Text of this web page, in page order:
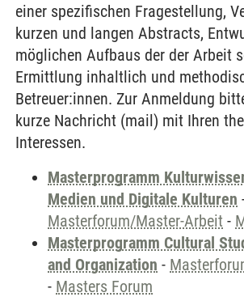
einer spezifischen Fragestellung,
kurzen und langen Abstracts,
möglichen Aufbaus der der Arbeit
Ermittlung inhaltlich und
Betreuer:innen. Zur Anmeldung
kurze Nachricht (mail) mit Ihren
Interessen.
Masterprogramm
Medien und Digitale Kulturen
Masterforum/Master-Arbeit -
Masterprogramm Cultural
and Organization -
- Masters Forum